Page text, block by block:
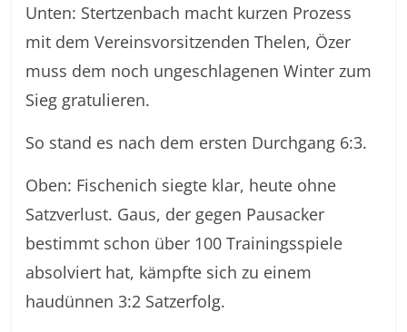
Unten: Stertzenbach macht kurzen Prozess
mit dem Vereinsvorsitzenden Thelen, Özer
muss dem noch ungeschlagenen Winter zum
Sieg gratulieren.
So stand es nach dem ersten Durchgang 6:3.
Oben: Fischenich siegte klar, heute ohne
Satzverlust. Gaus, der gegen Pausacker
bestimmt schon über 100 Trainingsspiele
absolviert hat, kämpfte sich zu einem
haudünnen 3:2 Satzerfolg.